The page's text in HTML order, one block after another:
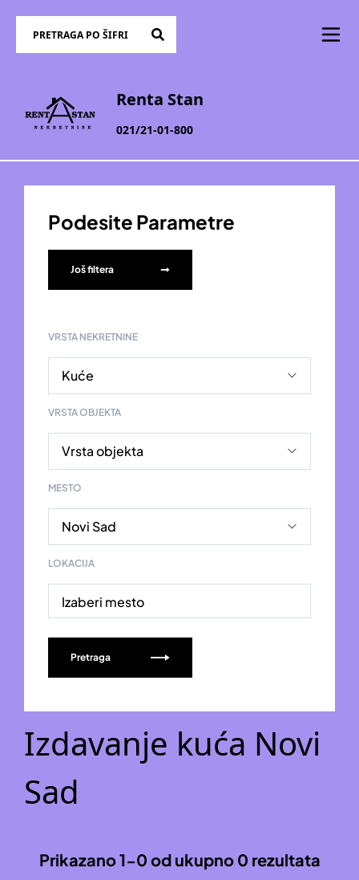
Renta Stan
021/21-01-800
Podesite Parametre
Još filtera
VRSTA NEKRETNINE
VRSTA OBJEKTA
MESTO
LOKACIJA
Izaberi mesto
Pretraga
Izdavanje kuća Novi
Sad
Prikazano 1-0 od ukupno 0 rezultata